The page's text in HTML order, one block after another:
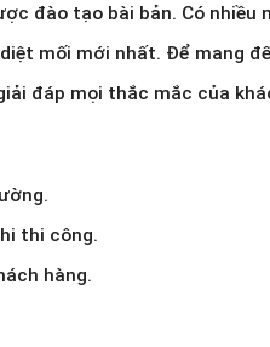
đào tạo bài bản. Có
mối mới nhất. Để mang
đáp mọi thắc mắc của
thi công.
hàng.